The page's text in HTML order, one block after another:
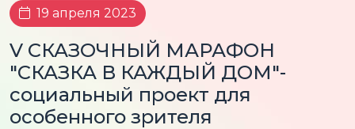
19 апреля 2023
V СКАЗОЧНЫЙ МАРАФОН
"СКАЗКА В КАЖДЫЙ ДОМ"-
социальный проект для
особенного зрителя